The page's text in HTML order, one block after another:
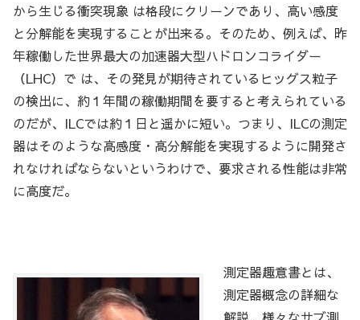
から生じる衝突現象 は格段にクリーンであり、高い感度
と分解能を実現することが出来る。そのため、例えば、昨
年稼働した世界最大の加速器大型ハドロンコライダー
（LHC）で は、その発見が期待されているヒッグス粒子
の検出に、約１年間の稼働期間を要すると考えられている
のだが、ILCでは約１日と遥かに短い。つまり、ILCの測定
器はそのような高感度・高分解能を実現するように開発さ
れなければならないというわけで、要求される性能は非常
に高度だ。
測定器趣意書とは、
測定器概念の詳細な